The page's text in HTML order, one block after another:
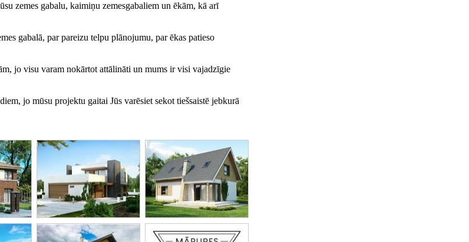
zemes gabalu, kaimiņu zemesgabaliem un ēkām, kā arī
gabalā, par pareizu telpu plānojumu, par ēkas patieso
jo visu varam nokārtot attālināti un mums ir visi vajadzīgie
jo mūsu projektu gaitai Jūs varēsiet sekot tiešsaistē jebkurā